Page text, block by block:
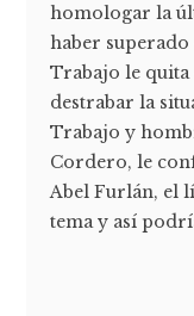
homologar la
haber
Trabajo le quita
destrabar la
Trabajo y
Cordero, le
Abel Furlán, el
tema y así